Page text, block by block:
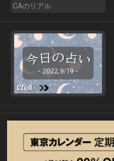
CAのリアル